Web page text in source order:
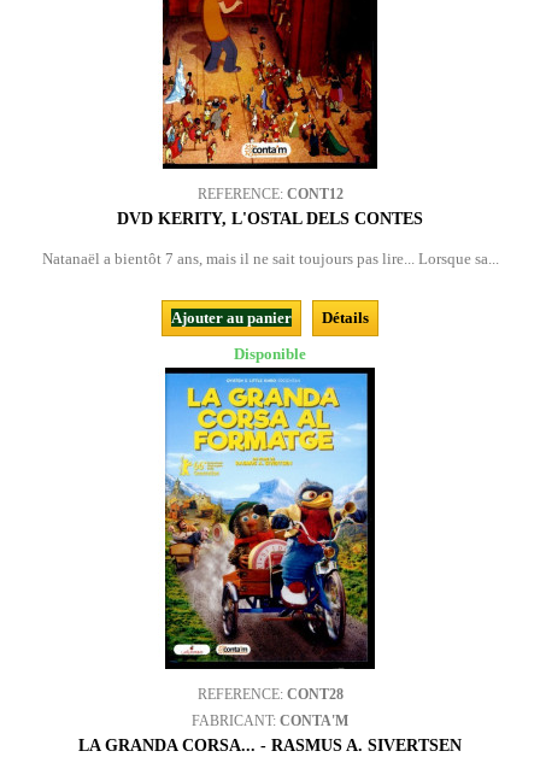
REFERENCE: CONT12
DVD KERITY, L'OSTAL DELS CONTES
Natanaël a bientôt 7 ans, mais il ne sait toujours pas lire... Lorsque sa...
Ajouter au panier
Détails
Disponible
REFERENCE: CONT28
FABRICANT: CONTA'M
LA GRANDA CORSA... - RASMUS A. SIVERTSEN